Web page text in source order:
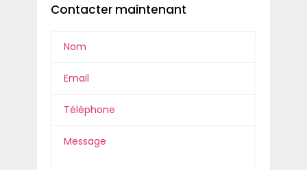
Contacter maintenant